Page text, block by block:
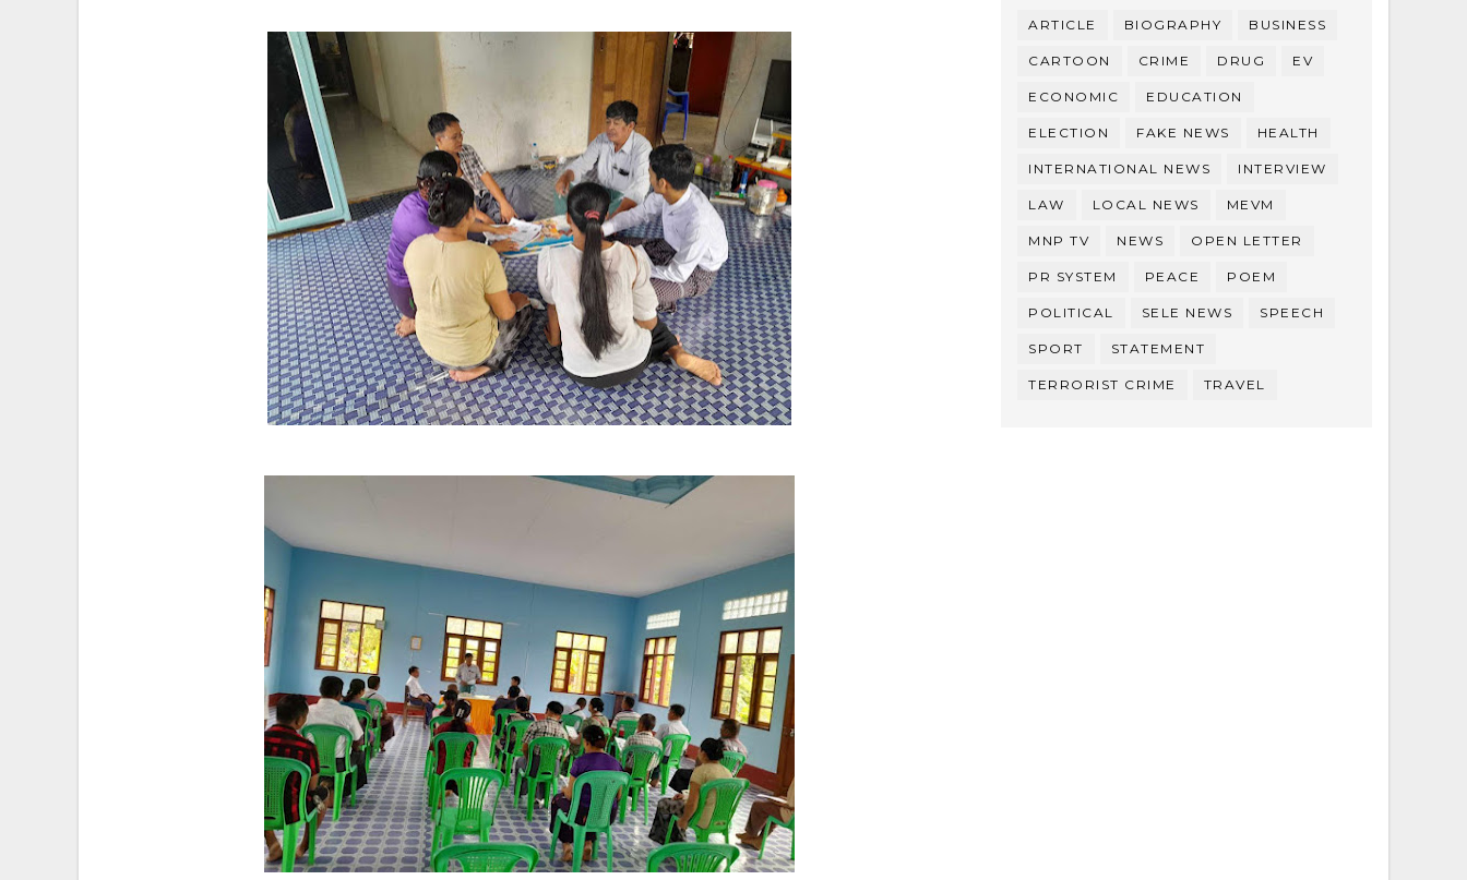
ARTICLE BIOGRAPHY BUSINESS
CARTOON CRIME DRUG EV
ECONOMIC EDUCATION
ELECTION FAKE NEWS HEALTH
INTERNATIONAL NEWS INTERVIEW
LAW LOCAL NEWS MEVM
MNP TV NEWS OPEN LETTER
PR SYSTEM PEACE POEM
POLITICAL SELE NEWS SPEECH
SPORT STATEMENT
TERRORIST CRIME TRAVEL